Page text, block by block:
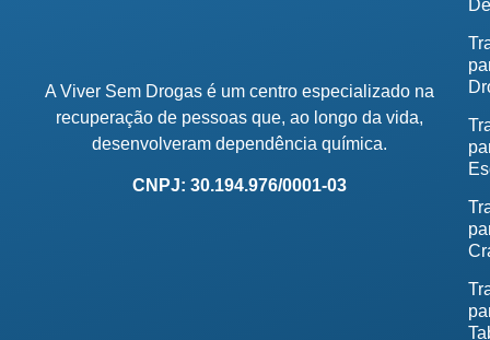
A Viver Sem Drogas é um centro especializado na
recuperação de pessoas que, ao longo da vida,
desenvolveram dependência química.
CNPJ: 30.194.976/0001-03